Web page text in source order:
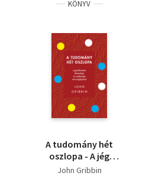
KÖNYV
A tudomány hét
oszlopa - A jég
hihetetlen könnyűsége
John Gribbin